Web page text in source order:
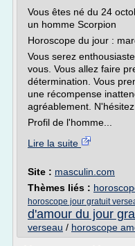
Vous êtes né du 24
un homme Scorpion
Horoscope du jour :
Vous serez
vous. Vous allez faire
détermination. Vous
une récompense
agréablement.
Profil de l'homme...
Lire la suite
Site : masculin.com
Thèmes liés :
horoscope jour gratuit
d'amour du jour
verseau / horoscope